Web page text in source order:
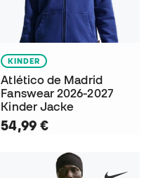
KINDER
Atlético de Madrid
Fanswear 2026-2027
Kinder Jacke
54,99 €